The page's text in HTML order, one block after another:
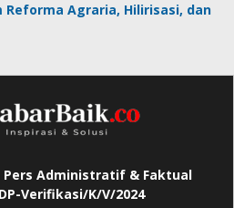
Reforma Agraria, Hilirisasi, dan
Administratif & Faktual
Verifikasi/K/V/2024